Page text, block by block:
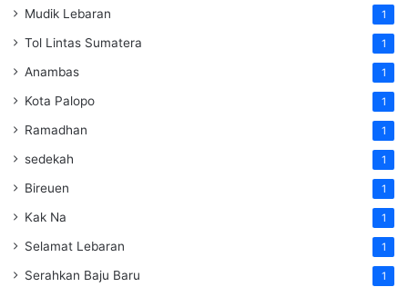
Mudik Lebaran 1
Tol Lintas Sumatera 1
Anambas 1
Kota Palopo 1
Ramadhan 1
sedekah 1
Bireuen 1
Kak Na 1
Selamat Lebaran 1
Serahkan Baju Baru 1